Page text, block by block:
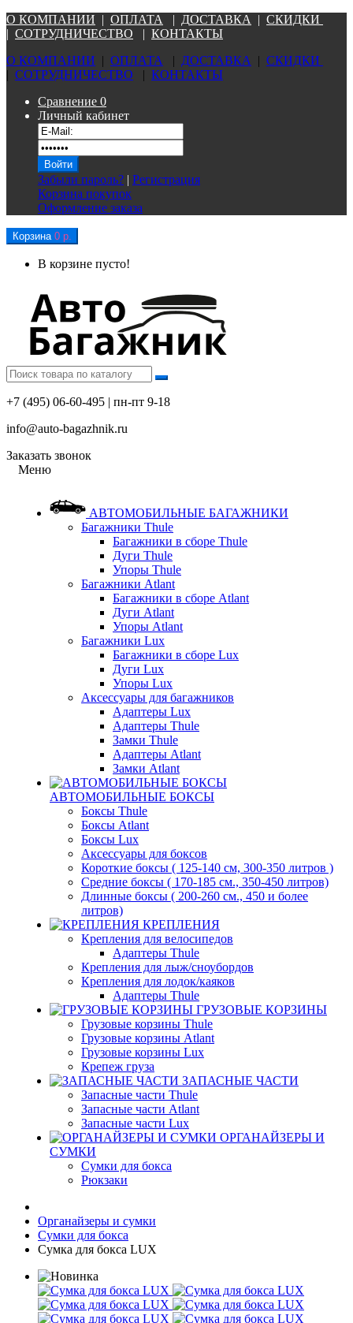
О КОМПАНИИ | ОПЛАТА | ДОСТАВКА | СКИДКИ
| СОТРУДНИЧЕСТВО | КОНТАКТЫ
О КОМПАНИИ | ОПЛАТА | ДОСТАВКА | СКИДКИ
| СОТРУДНИЧЕСТВО | КОНТАКТЫ
Сравнение 0
Личный кабинет
Забыли пароль? | Регистрация
Корзина покупок
Оформление заказа
Корзина 0 р.
В корзине пусто!
+7 (495) 06-60-495 | пн-пт 9-18
info@auto-bagazhnik.ru
Заказать звонок
Меню
АВТОМОБИЛЬНЫЕ БАГАЖНИКИ
Багажники Thule
Багажники в сборе Thule
Дуги Thule
Упоры Thule
Багажники Atlant
Багажники в сборе Atlant
Дуги Atlant
Упоры Atlant
Багажники Lux
Багажники в сборе Lux
Дуги Lux
Упоры Lux
Аксессуары для багажников
Адаптеры Lux
Адаптеры Thule
Замки Thule
Адаптеры Atlant
Замки Atlant
АВТОМОБИЛЬНЫЕ БОКСЫ
Боксы Thule
Боксы Atlant
Боксы Lux
Аксессуары для боксов
Короткие боксы ( 125-140 см, 300-350 литров )
Средние боксы ( 170-185 см., 350-450 литров)
Длинные боксы ( 200-260 см., 450 и более
литров)
КРЕПЛЕНИЯ
Крепления для велосипедов
Адаптеры Thule
Крепления для лыж/сноубордов
Крепления для лодок/каяков
Адаптеры Thule
ГРУЗОВЫЕ КОРЗИНЫ
Грузовые корзины Thule
Грузовые корзины Atlant
Грузовые корзины Lux
Крепеж груза
ЗАПАСНЫЕ ЧАСТИ
Запасные части Thule
Запасные части Atlant
Запасные части Lux
ОРГАНАЙЗЕРЫ И
СУМКИ
Сумки для бокса
Рюкзаки
Органайзеры и сумки
Сумки для бокса
Сумка для бокса LUX